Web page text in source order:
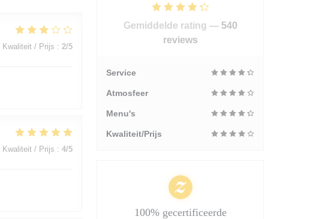
Kwaliteit / Prijs : 2/5
Kwaliteit / Prijs : 4/5
Gemiddelde rating — 540
reviews
Service
Atmosfeer
Menu's
Kwaliteit/Prijs
100% gecertificeerde